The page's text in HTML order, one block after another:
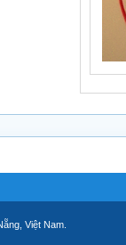
Việt Nam.